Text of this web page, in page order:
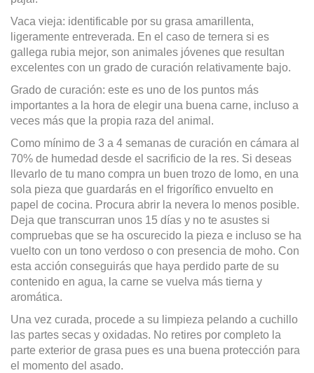
Vaca vieja: identificable por su grasa amarillenta,
ligeramente entreverada. En el caso de ternera si es
gallega rubia mejor, son animales jóvenes que resultan
excelentes con un grado de curación relativamente bajo.
Grado de curación: este es uno de los puntos más
importantes a la hora de elegir una buena carne, incluso a
veces más que la propia raza del animal.
Como mínimo de 3 a 4 semanas de curación en cámara al
70% de humedad desde el sacrificio de la res. Si deseas
llevarlo de tu mano compra un buen trozo de lomo, en una
sola pieza que guardarás en el frigorífico envuelto en
papel de cocina. Procura abrir la nevera lo menos posible.
Deja que transcurran unos 15 días y no te asustes si
compruebas que se ha oscurecido la pieza e incluso se ha
vuelto con un tono verdoso o con presencia de moho. Con
esta acción conseguirás que haya perdido parte de su
contenido en agua, la carne se vuelva más tierna y
aromática.
Una vez curada, procede a su limpieza pelando a cuchillo
las partes secas y oxidadas. No retires por completo la
parte exterior de grasa pues es una buena protección para
el momento del asado.